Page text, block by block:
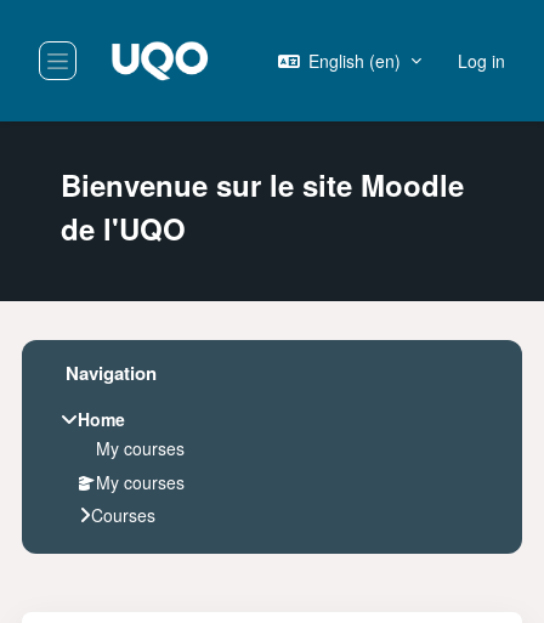
Side panel
English ‎(en)‎ Log in
Bienvenue sur le site Moodle
de l'UQO
Blocks
Skip Navigation
Navigation
Home
My courses
My courses
Courses